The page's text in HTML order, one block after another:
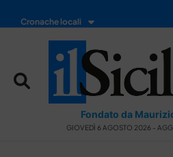
Cronache locali
Fondato da
GIOVEDÌ 6 AGOSTO 2026 -